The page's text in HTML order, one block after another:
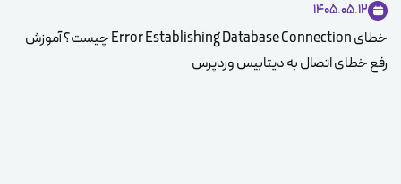
1405.05.12
خطای Error Establishing Database Connection چیست؟ آموزش
رفع خطای اتصال به دیتابیس وردپرس